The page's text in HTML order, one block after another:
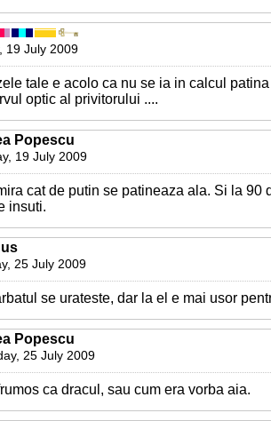
19 July 2009
tale e acolo ca nu se ia in calcul
optic al privitorului ....
Popescu
19 July 2009
cat de putin se patineaza ala. Si la 90
insuti.
25 July 2009
se urateste, dar la el e mai usor
Popescu
25 July 2009
ca dracul, sau cum era vorba aia.